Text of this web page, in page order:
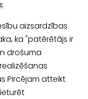
aizsardzības
ka "patērētājs ir
drošuma
Pircējam atteikt